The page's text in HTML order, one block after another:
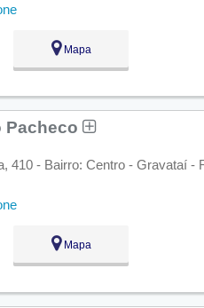
Mapa
Pacheco
410 - Bairro: Centro - Gravataí -
Mapa